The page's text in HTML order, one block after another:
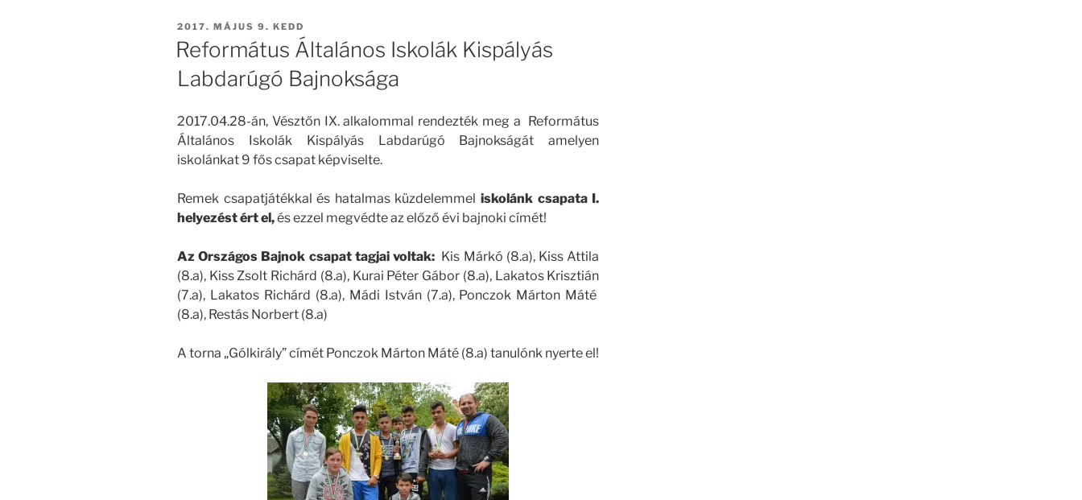
BEKÜLDVE:
2017. MÁJUS 9. KEDD
Református Általános Iskolák Kispályás
Labdarúgó Bajnoksága
2017.04.28-án, Vésztőn IX. alkalommal rendezték meg a Református
Általános Iskolák Kispályás Labdarúgó Bajnokságát amelyen
iskolánkat 9 fős csapat képviselte.
Remek csapatjátékkal és hatalmas küzdelemmeliskolánk csapata I.
helyezést ért el,és ezzel megvédte az előző évi bajnoki címét!
Az Országos Bajnok csapat tagjai voltak: Kis Márkó (8.a), Kiss Attila
(8.a), Kiss Zsolt Richárd (8.a), Kurai Péter Gábor (8.a), Lakatos Krisztián
(7.a), Lakatos Richárd (8.a), Mádi István (7.a), Ponczok Márton Máté
(8.a), Restás Norbert (8.a)
A torna „Gólkirály” címét Ponczok Márton Máté (8.a) tanulónk nyerte el!